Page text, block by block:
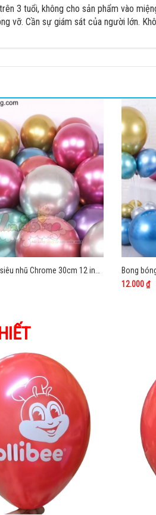
3 tuổi, không cho sản phẩm vào
vỡ. Cần sự giám sát của người lớn.
12.000 ₫